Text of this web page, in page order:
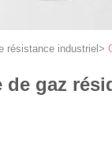
résistance industriel >
de gaz